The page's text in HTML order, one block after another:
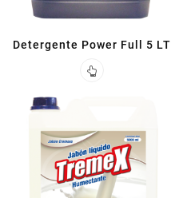
Detergente Power Full 5 LT